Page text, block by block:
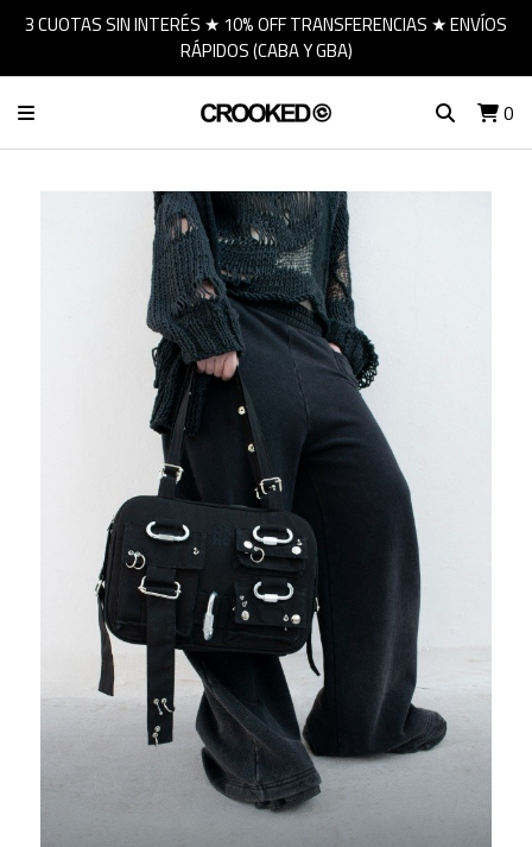
3 CUOTAS SIN INTERÉS ★ 10% OFF TRANSFERENCIAS ★ ENVÍOS
RÁPIDOS (CABA Y GBA)
0